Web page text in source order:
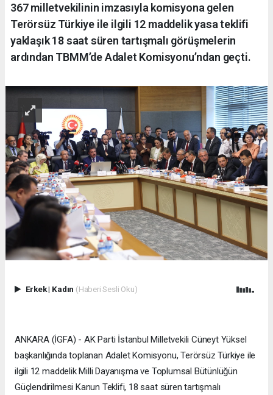
367 milletvekilinin imzasıyla komisyona gelen
Terörsüz Türkiye ile ilgili 12 maddelik yasa teklifi
yaklaşık 18 saat süren tartışmalı görüşmelerin
ardından TBMM’de Adalet Komisyonu’ndan geçti.
Erkek| Kadın (Haberi Sesli Oku)
ANKARA (İGFA) - AK Parti İstanbul Milletvekili Cüneyt Yüksel
başkanlığında toplanan Adalet Komisyonu, Terörsüz Türkiye ile
ilgili 12 maddelik Milli Dayanışma ve Toplumsal Bütünlüğün
Güçlendirilmesi Kanun Teklifi, 18 saat süren tartışmalı